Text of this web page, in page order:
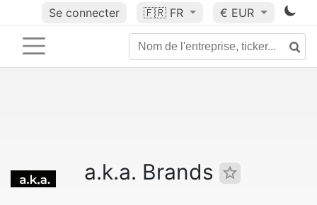
Se connecter 🇫🇷 FR € EUR
a.k.a. Brands